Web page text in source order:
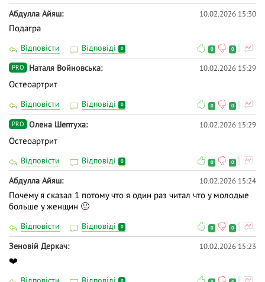
Абдулла Айяш 10.02.2026 15:30
Подагра
Відповісти Відповіді 0 0 0
PRO Наталя Войновська 10.02.2026 15:29
Остеоартрит
Відповісти Відповіді 0 0 0
PRO Олена Шептуха 10.02.2026 15:29
Остеоартрит
Відповісти Відповіді 0 0 0
Абдулла Айяш 10.02.2026 15:24
Почему я сказал 1 потому что я один раз читал что у молодые
больше у женщин 🙂
Відповісти Відповіді 0 0 0
Зеновій Деркач 10.02.2026 15:23
❤️